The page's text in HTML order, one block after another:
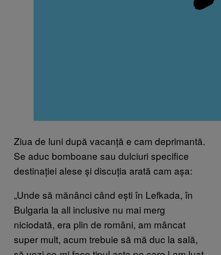
Ziua de luni după vacanță e cam deprimantă.
Se aduc bomboane sau dulciuri specifice
destinației alese și discuția arată cam așa:
„Unde să mănânci când ești în Lefkada, în
Bulgaria la all inclusive nu mai merg
niciodată, era plin de români, am mâncat
super mult, acum trebuie să mă duc la sală,